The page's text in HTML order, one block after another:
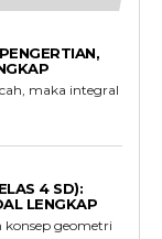
maka integral
4 SD):
LENGKAP
konsep geometri